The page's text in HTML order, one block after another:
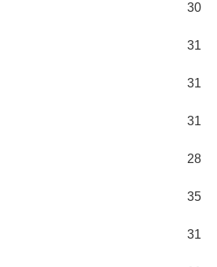
30
31
31
31
28
35
31